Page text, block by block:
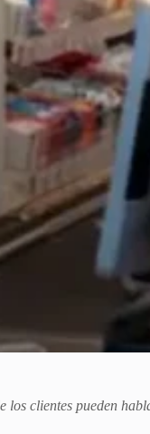
los clientes pueden